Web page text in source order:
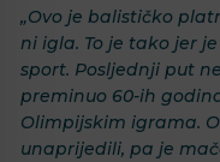
„Ovo je balističko
ni igla. To je tako jer
sport. Posljednji put
preminuo 60-ih
Olimpijskim igrama.
unaprijedili, pa je